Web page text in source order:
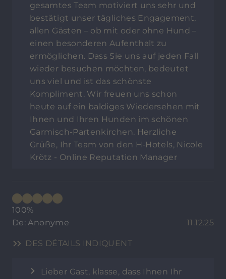
gesamtes Team motiviert uns sehr und
bestätigt unser tägliches Engagement,
allen Gästen – ob mit oder ohne Hund –
einen besonderen Aufenthalt zu
ermöglichen. Dass Sie uns auf jeden Fall
wieder besuchen möchten, bedeutet
uns viel und ist das schönste
Kompliment. Wir freuen uns schon
heute auf ein baldiges Wiedersehen mit
Ihnen und Ihren Hunden im schönen
Garmisch-Partenkirchen. Herzliche
Grüße, Ihr Team von den H-Hotels, Nicole
Krötz - Online Reputation Manager
100%
De: Anonyme
11.12.25
DES DÉTAILS INDIQUENT
Lieber Gast, klasse, dass Ihnen Ihr